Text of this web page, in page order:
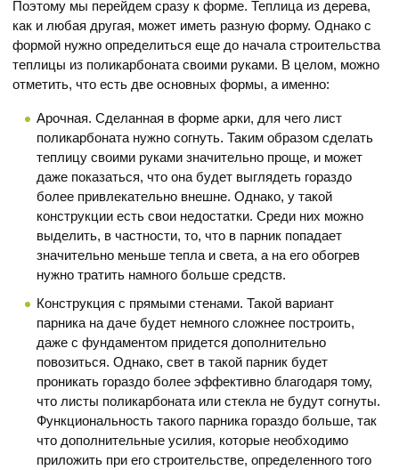
Поэтому мы перейдем сразу к форме. Теплица из дерева,
как и любая другая, может иметь разную форму. Однако с
формой нужно определиться еще до начала строительства
теплицы из поликарбоната своими руками. В целом, можно
отметить, что есть две основных формы, а именно:
Арочная. Сделанная в форме арки, для чего лист
поликарбоната нужно согнуть. Таким образом сделать
теплицу своими руками значительно проще, и может
даже показаться, что она будет выглядеть гораздо
более привлекательно внешне. Однако, у такой
конструкции есть свои недостатки. Среди них можно
выделить, в частности, то, что в парник попадает
значительно меньше тепла и света, а на его обогрев
нужно тратить намного больше средств.
Конструкция с прямыми стенами. Такой вариант
парника на даче будет немного сложнее построить,
даже с фундаментом придется дополнительно
повозиться. Однако, свет в такой парник будет
проникать гораздо более эффективно благодаря тому,
что листы поликарбоната или стекла не будут согнуты.
Функциональность такого парника гораздо больше, так
что дополнительные усилия, которые необходимо
приложить при его строительстве, определенного того